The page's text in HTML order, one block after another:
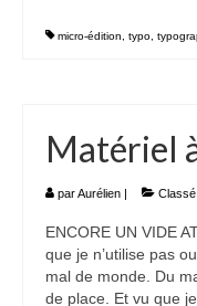
micro-édition typo
Matériel
parAurélien |
ENCORE UN VIDE
que je n’utilise pas
mal de monde. Du
de place. Et vu que